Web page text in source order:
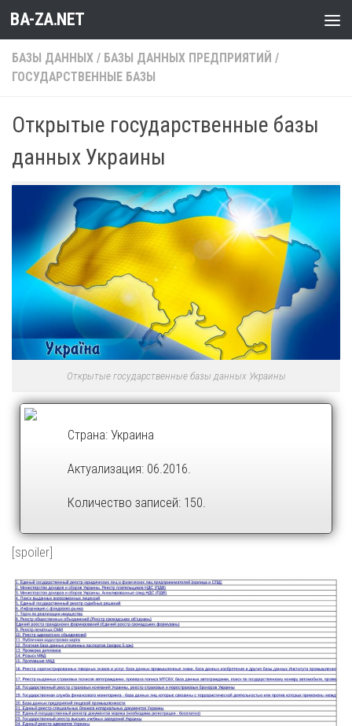
Перейти к содержимому
BA-ZA.NET
БАЗЫ ДАННЫХ / БАЗЫ ДАННЫХ ПРЕДПРИЯТИЙ /
ГОСУДАРСТВЕННЫЕ БАЗЫ
Открытые государственные базы
данных Украины
Открытые государственные базы данных Украины
Страна: Украина
Актуализация: 06.2016.
Количество записей: 150.
[spoiler]